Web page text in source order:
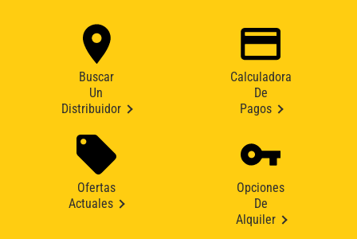
Buscar
Un
Distribuidor
Calculadora
De
Pagos
Ofertas
Actuales
Opciones
De
Alquiler